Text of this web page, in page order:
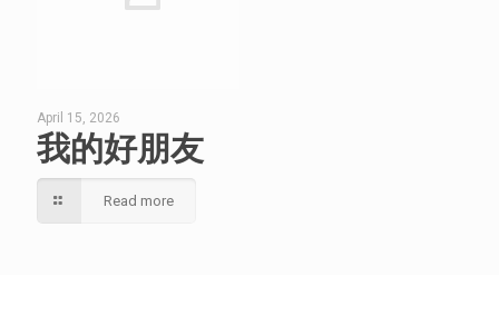
April 15, 2026
我的好朋友
Read more